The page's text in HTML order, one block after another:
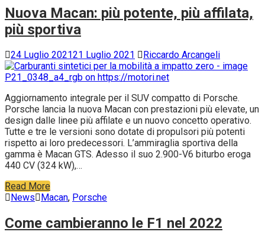
Nuova Macan: più potente, più affilata,
più sportiva
24 Luglio 202121 Luglio 2021 Riccardo Arcangeli
Aggiornamento integrale per il SUV compatto di Porsche.
Porsche lancia la nuova Macan con prestazioni più elevate, un
design dalle linee più affilate e un nuovo concetto operativo.
Tutte e tre le versioni sono dotate di propulsori più potenti
rispetto ai loro predecessori. L’ammiraglia sportiva della
gamma è Macan GTS. Adesso il suo 2.900-V6 biturbo eroga
440 CV (324 kW),…
Read More
News
Macan, Porsche
Come cambieranno le F1 nel 2022